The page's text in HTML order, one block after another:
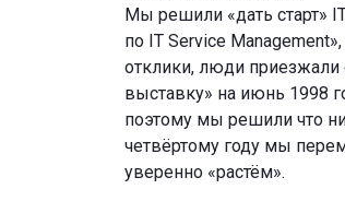
Мы решили «дать старт»
по IT Service
отклики, люди
выставку» на июнь 1998
поэтому мы решили что
четвёртому году мы
уверенно «растём».